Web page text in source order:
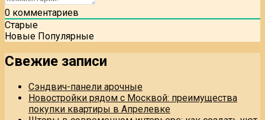
0 комментариев
Старые
Новые Популярные
Свежие записи
Сэндвич-панели арочные
Новостройки рядом с Москвой: преимущества
покупки квартиры в Апрелевке